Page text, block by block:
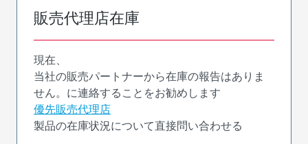
販売代理店在庫
現在、
当社の販売パートナーから在庫の報告はありま
せん。に連絡することをお勧めします
優先販売代理店
製品の在庫状況について直接問い合わせる